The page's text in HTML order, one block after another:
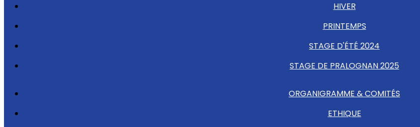
HIVER
PRINTEMPS
STAGE D'ÉTÉ 2024
STAGE DE PRALOGNAN 2025
ORGANIGRAMME & COMITÉS
ETHIQUE